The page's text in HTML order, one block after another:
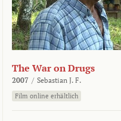
The War on Drugs
2007 / Sebastian J. F.
Film online erhältlich